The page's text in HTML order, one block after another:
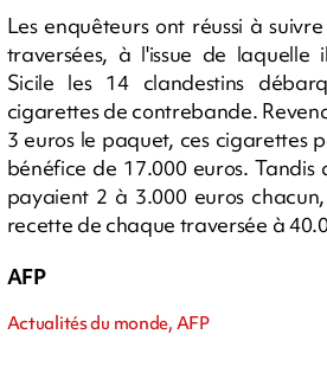
Les enquêteurs ont réussi à
traversées, à l'issue de laquelle
Sicile les 14 clandestins
cigarettes de contrebande.
3 euros le paquet, ces cigarettes
bénéfice de 17.000 euros. Tandis
payaient 2 à 3.000 euros
recette de chaque traversée à
AFP
Actualités du monde, AFP